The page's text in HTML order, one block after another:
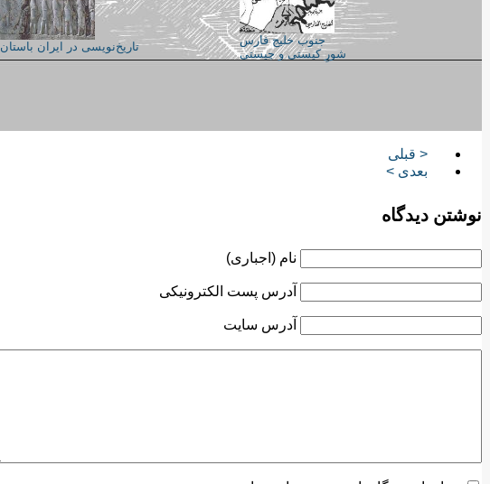
جنوب خلیج فارس
شورِ کیستی و چیستی
تاریخ‌نویسی در ایران باستان
< قبلی
بعدی >
نوشتن دیدگاه
نام (اجباری)
آدرس پست الکترونیکی
آدرس سایت